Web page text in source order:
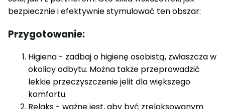
bezpiecznie i efektywnie stymulować ten obszar:
Przygotowanie:
Higiena - zadbaj o higienę osobistą, zwłaszcza w
okolicy odbytu. Można także przeprowadzić
lekkie przeczyszczenie jelit dla większego
komfortu.